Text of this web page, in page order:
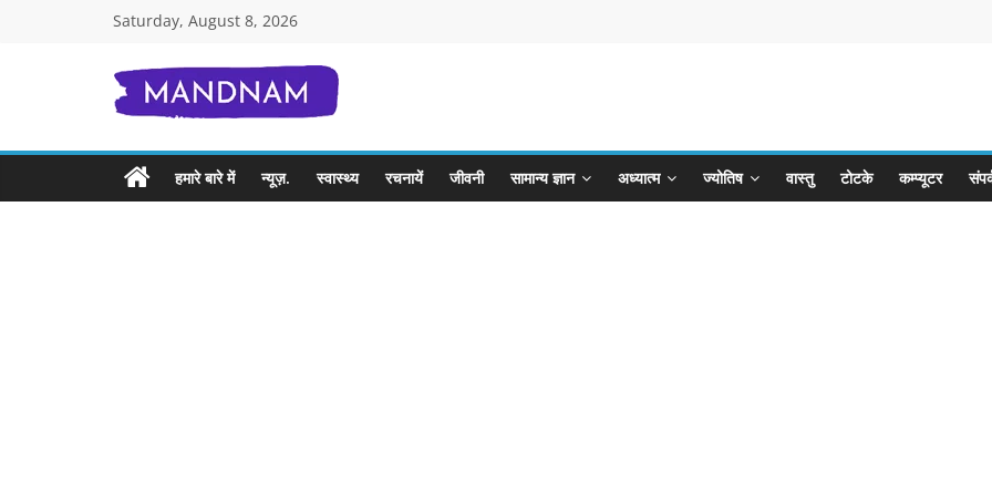
Saturday, August 8, 2026
Mandnam.com
जाने
एक-
हमारे बारे में न्यूज़. स्वास्थ्य रचनायें जीवनी सामान्य ज्ञान अध्यात्म ज्योतिष वास्तु टोटके कम्प्यूटर